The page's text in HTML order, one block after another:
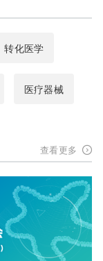
转化医学
医疗器械
查看更多